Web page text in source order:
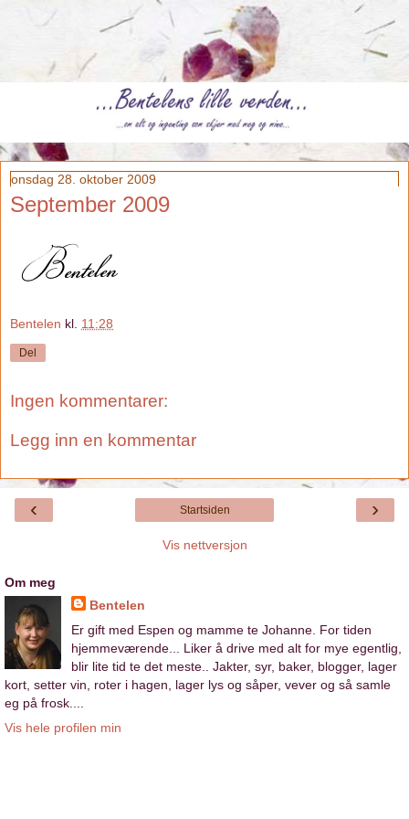
onsdag 28. oktober 2009
September 2009
Bentelen kl. 11:28
Del
Ingen kommentarer:
Legg inn en kommentar
‹ ›
Startsiden
Vis nettversjon
Om meg
Bentelen
Er gift med Espen og mamme te Johanne. For tiden
hjemmeværende... Liker å drive med alt for mye egentlig,
blir lite tid te det meste.. Jakter, syr, baker, blogger, lager
kort, setter vin, roter i hagen, lager lys og såper, vever og så samle
eg på frosk....
Vis hele profilen min